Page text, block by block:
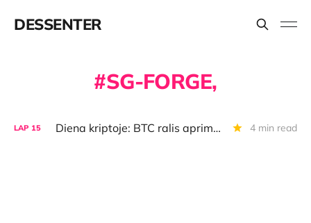
DESSENTER
SG-FORGE,
LAP 15 Diena kriptoje: BTC ralis aprimo, paklausos apklausa, bankų sprendimai, užstrigusi kripto piniginė 4 min read